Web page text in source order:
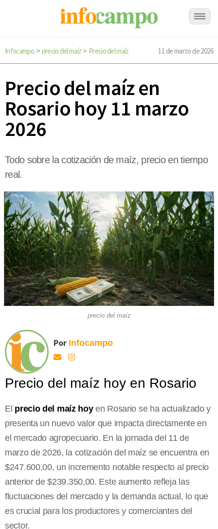
Infocampo > precio del maíz> Precio del maíz 11 de marzo de 2026
Precio del maíz en
Rosario hoy 11 marzo
2026
Todo sobre la cotización de maíz, precio en tiempo
real.
precio del maíz
Por Infocampo
Precio del maíz hoy en Rosario
El precio del maíz hoyen Rosario se ha actualizado y
presenta un nuevo valor que impacta directamente en
el mercado agropecuario. En la jornada del 11 de
marzo de 2026, la cotización del maíz se encuentra en
$247.600,00, un incremento notable respecto al precio
anterior de $239.350,00. Este aumento refleja las
fluctuaciones del mercado y la demanda actual, lo que
es crucial para los productores y comerciantes del
sector.